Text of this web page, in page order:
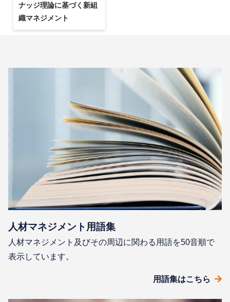
ナッジ理論に基づく新組
織マネジメント
⼈材マネジメント⽤語集
⼈材マネジメント及びその周辺に関わる⽤語を50⾳順で
表⽰しています。
⽤語集はこちら